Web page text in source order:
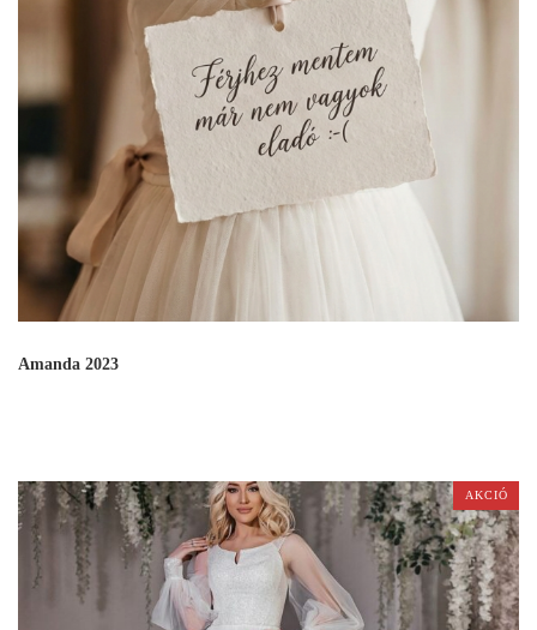
Amanda 2023
AKCIÓ